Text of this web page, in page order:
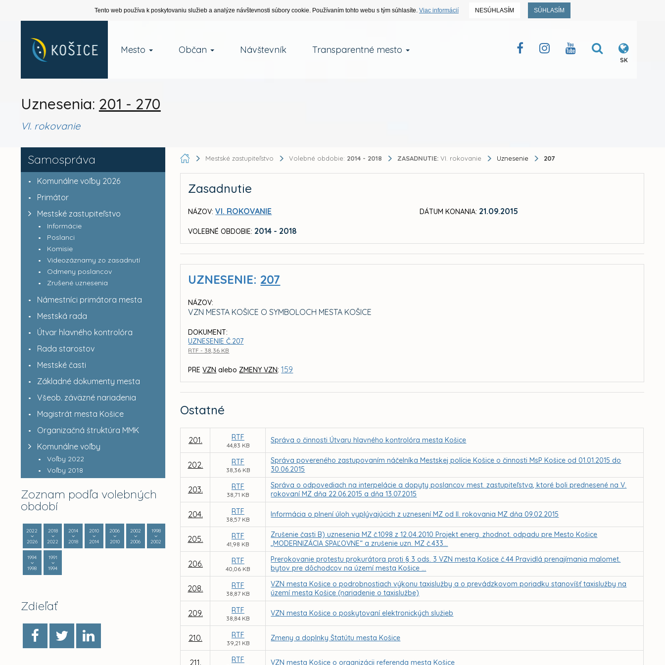
Tento web používa k poskytovaniu služieb a analýze návštevnosti súbory cookie. Používaním tohto webu s tým súhlasíte. Viac informácií NESÚHLASÍM SÚHLASÍM
Mesto Občan Návštevník Transparentné mesto
SK
Uznesenia: 201 - 270
VI. rokovanie
Samospráva
Komunálne voľby 2026
Primátor
Mestské zastupiteľstvo
Informácie
Poslanci
Komisie
Videozáznamy zo zasadnutí
Odmeny poslancov
Zrušené uznesenia
Námestníci primátora mesta
Mestská rada
Útvar hlavného kontrolóra
Rada starostov
Mestské časti
Základné dokumenty mesta
Všeob. záväzné nariadenia
Magistrát mesta Košice
Organizačná štruktúra MMK
Komunálne voľby
Voľby 2022
Voľby 2018
Zoznam podľa volebných
období
2022
2026
2018
2022
2014
2018
2010
2014
2006
2010
2002
2006
1998
2002
1994
1998
1991
1994
Zdieľať
Mestské zastupiteľstvo Volebné obdobie: 2014 - 2018 ZASADNUTIE: VI. rokovanie Uznesenie 207
Zasadnutie
NÁZOV: VI. ROKOVANIE
VOLEBNÉ OBDOBIE: 2014 - 2018
DÁTUM KONANIA: 21.09.2015
UZNESENIE: 207
NÁZOV:
VZN MESTA KOŠICE O SYMBOLOCH MESTA KOŠICE
DOKUMENT:
UZNESENIE Č.207
RTF - 38,36 KB
PREVZN aleboZMENY VZN: 159
Ostatné
201. RTF
44,83 KB
Správa o činnosti Útvaru hlavného kontrolóra mesta Košice
202. RTF
38,36 KB
Správa povereného zastupovaním náčelníka Mestskej polície Košice o činnosti MsP Košice od 01.01.2015 do
30.06.2015
203. RTF
38,71 KB
Správa o odpovediach na interpelácie a dopyty poslancov mest. zastupiteľstva, ktoré boli prednesené na V.
rokovaní MZ dňa 22.06.2015 a dňa 13.07.2015
204. RTF
38,57 KB
Informácia o plnení úloh vyplývajúcich z uznesení MZ od II. rokovania MZ dňa 09.02.2015
205. RTF
41,98 KB
Zrušenie časti B) uznesenia MZ č.1098 z 12.04.2010 Projekt energ. zhodnot. odpadu pre Mesto Košice
„MODERNIZÁCIA SPAĽOVNE“ a zrušenie uzn. MZ č.433...
206. RTF
40,06 KB
Prerokovanie protestu prokurátora proti § 3 ods. 3 VZN mesta Košice č.44 Pravidlá prenajímania malomet.
bytov pre dôchodcov na území mesta Košice ...
208. RTF
38,87 KB
VZN mesta Košice o podrobnostiach výkonu taxislužby a o prevádzkovom poriadku stanovíšť taxislužby na
území mesta Košice (nariadenie o taxislužbe)
209. RTF
38,84 KB
VZN mesta Košice o poskytovaní elektronických služieb
210. RTF
39,21 KB
Zmeny a doplnky Štatútu mesta Košice
211. RTF VZN mesta Košice o organizácii referenda mesta Košice